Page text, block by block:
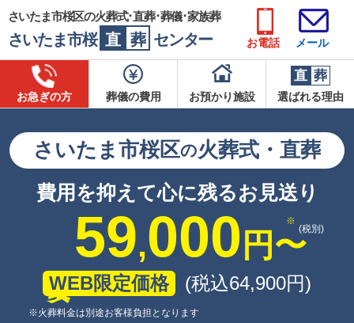
さいたま市桜区の火葬式･直葬･葬儀･家族葬
さいたま市桜 直 葬 センター お電話 メール
お急ぎの方 葬儀の費用 お預かり施設
直 葬
選ばれる理由
さいたま市桜区の火葬式・直葬
費用を抑えて心に残るお見送り
59,000 円〜(税別)
WEB限定価格 (税込64,900円)
※火葬料金は別途お客様負担となります